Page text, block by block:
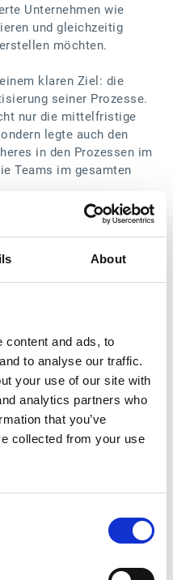
About
content and ads, to
to analyse our traffic.
your use of our site with
analytics partners who
that you’ve
collected from your use
Unternehmen wie
und gleichzeitig
möchten.
klaren Ziel: die
seiner Prozesse.
nur die mittelfristige
legte auch den
in den Prozessen im
Teams im gesamten
bevorstehende
zusätzliche Vorteile
umfassende, nahtlos
und dabei strenge
mit den klaren
den zunehmend von KI
Lukasz Mocek,
Architect bei Lufthansa
mit dem
Esker bei der
Anpassungen und
hat LGBS